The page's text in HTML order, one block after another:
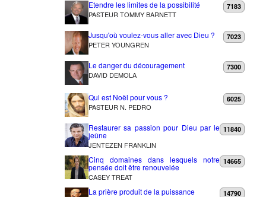
Etendre les limites de la possibilité
PASTEUR TOMMY BARNETT
7183
Jusqu'où voulez-vous aller avec Dieu ?
PETER YOUNGREN
7023
Le danger du découragement
DAVID DEMOLA
7300
Qui est Noël pour vous ?
PASTEUR N. PEDRO
6025
Restaurer sa passion pour Dieu par le
jeûne
JENTEZEN FRANKLIN
11840
Cinq domaines dans lesquels notre
pensée doit être renouvelée
CASEY TREAT
14665
La prière produit de la puissance 14790